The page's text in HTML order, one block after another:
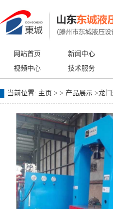
网站首页 新闻中心
视频中心
技术服务
当前位置: 主页 > > 产品展示 >龙